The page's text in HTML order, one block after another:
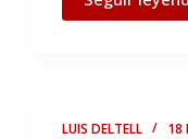
LUIS DELTELL 18